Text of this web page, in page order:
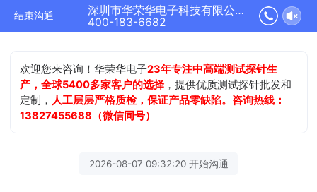
结束沟通
深圳市华荣华电子科技有限公司正在为您服务
400-183-6682
欢迎您来咨询！华荣华电子23年专注中高端测试探针生
产，全球5400多家客户的选择 ，提供优质测试探针批发和
定制， 人工层层严格质检，保证产品零缺陷。咨询热线：
13827455688（微信同号）
2026-08-07 09:32:20 开始沟通